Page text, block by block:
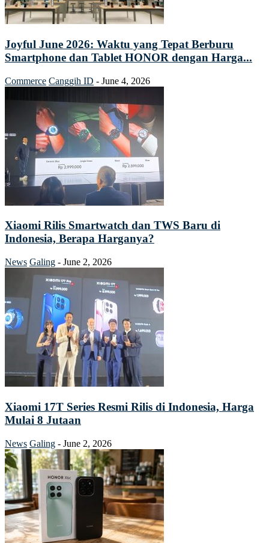
Joyful June 2026: Waktu yang Tepat Berburu
Smartphone dan Tablet HONOR dengan Harga...
Commerce Canggih ID - June 4, 2026
Xiaomi Rilis Smartwatch dan TWS Baru di
Indonesia, Berapa Harganya?
News Galing - June 2, 2026
Xiaomi 17T Series Resmi Rilis di Indonesia, Harga
Mulai 8 Jutaan
News Galing - June 2, 2026